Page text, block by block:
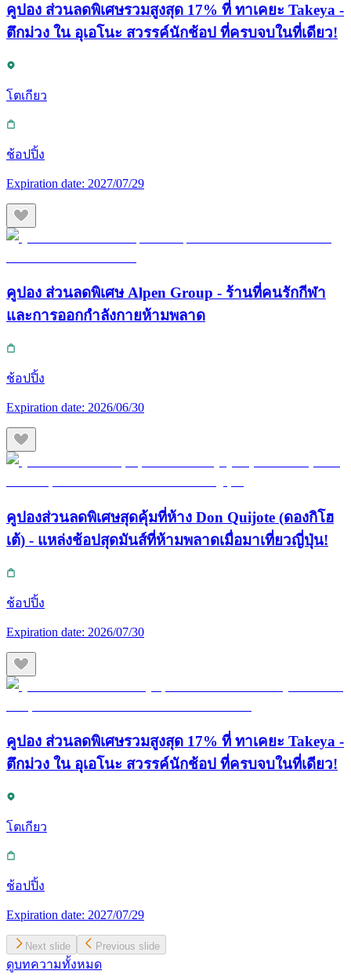
คูปอง ส่วนลดพิเศษรวมสูงสุด 17% ที่ ทาเคยะ Takeya -
ตึกม่วง ใน อุเอโนะ สวรรค์นักช้อป ที่ครบจบในที่เดียว!
โตเกียว
ช้อปปิ้ง
Expiration date: 2027/07/29
คูปอง ส่วนลดพิเศษ Alpen Group - ร้านที่คนรักกีฬา
และการออกกำลังกายห้ามพลาด
ช้อปปิ้ง
Expiration date: 2026/06/30
คูปองส่วนลดพิเศษสุดคุ้มที่ห้าง Don Quijote (ดองกิโฮ
เต้) - แหล่งช้อปสุดมันส์ที่ห้ามพลาดเมื่อมาเที่ยวญี่ปุ่น!
ช้อปปิ้ง
Expiration date: 2026/07/30
คูปอง ส่วนลดพิเศษรวมสูงสุด 17% ที่ ทาเคยะ Takeya -
ตึกม่วง ใน อุเอโนะ สวรรค์นักช้อป ที่ครบจบในที่เดียว!
โตเกียว
ช้อปปิ้ง
Expiration date: 2027/07/29
Next slide Previous slide
ดูบทความทั้งหมด